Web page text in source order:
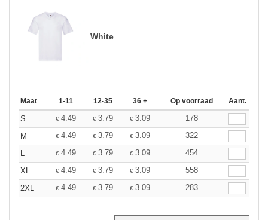
White
Maat 1-11 12-35 36 + Op voorraad Aant.
S € 4.49 € 3.79 € 3.09
178
M
€ 4.49 € 3.79 € 3.09
322
L
€ 4.49 € 3.79 € 3.09
454
XL
€ 4.49 € 3.79 € 3.09
558
2XL
€ 4.49 € 3.79 € 3.09 283